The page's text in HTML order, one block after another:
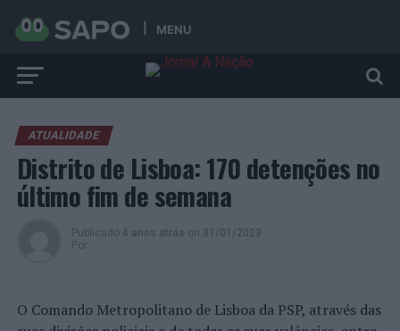
MENU
ATUALIDADE
Distrito de Lisboa: 170 detenções no
último fim de semana
Publicado 4 anos atrás on 31/01/2023
Por
O Comando Metropolitano de Lisboa da PSP, através das